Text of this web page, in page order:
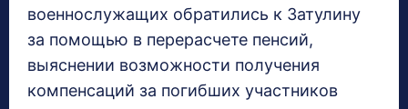
военнослужащих обратились к Затулину
за помощью в перерасчете пенсий,
выяснении возможности получения
компенсаций за погибших участников